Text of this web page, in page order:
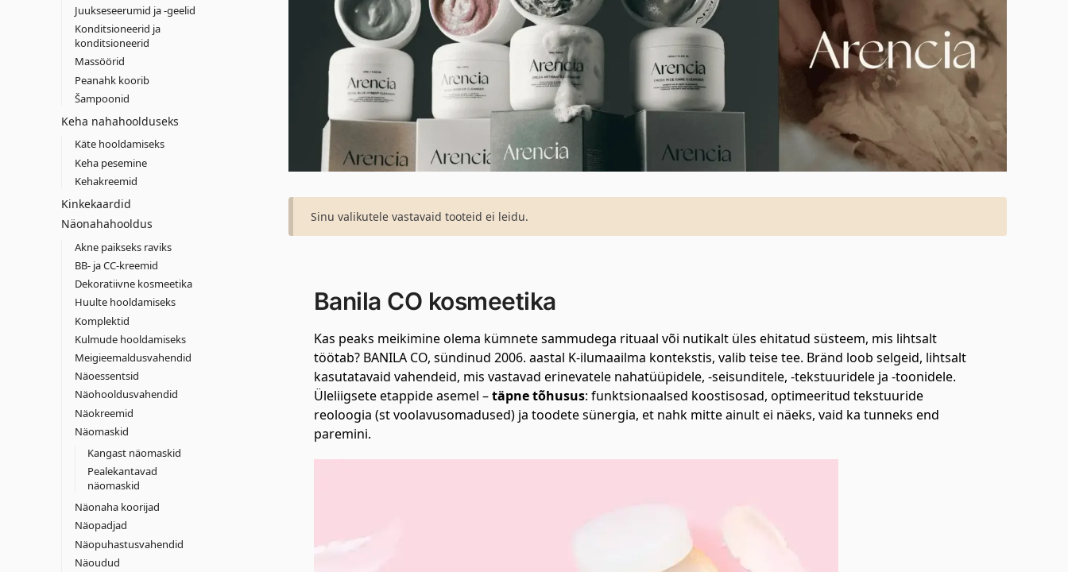
Sinu valikutele vastavaid tooteid ei leidu.
Banila CO kosmeetika
Kas peaks meikimine olema kümnete sammudega rituaal või nutikalt üles ehitatud süsteem, mis lihtsalt
töötab? BANILA CO, sündinud 2006. aastal K-ilumaailma kontekstis, valib teise tee. Bränd loob selgeid, lihtsalt
kasutatavaid vahendeid, mis vastavad erinevatele nahatüüpidele, -seisunditele, -tekstuuridele ja -toonidele.
Üleliigsete etappide asemel –täpne tõhusus: funktsionaalsed koostisosad, optimeeritud tekstuuride
reoloogia (st voolavusomadused) ja toodete sünergia, et nahk mitte ainult ei näeks, vaid ka tunneks end
paremini.
Juukseseerumid ja -geelid
Konditsioneerid ja
konditsioneerid
Massöörid
Peanahk koorib
Šampoonid
Keha nahahoolduseks
Käte hooldamiseks
Keha pesemine
Kehakreemid
Kinkekaardid
Näonahahooldus
Akne paikseks raviks
BB- ja CC-kreemid
Dekoratiivne kosmeetika
Huulte hooldamiseks
Komplektid
Kulmude hooldamiseks
Meigieemaldusvahendid
Näoessentsid
Näohooldusvahendid
Näokreemid
Näomaskid
Kangast näomaskid
Pealekantavad
näomaskid
Näonaha koorijad
Näopadjad
Näopuhastusvahendid
Näoudud